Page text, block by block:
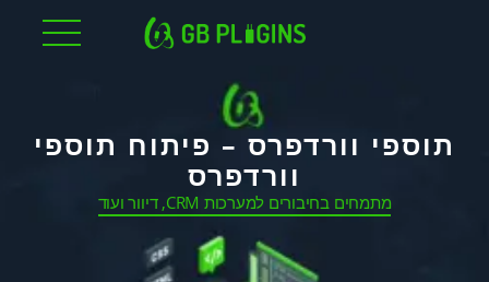
תוספי וורדפרס – פיתוח תוספי
וורדפרס
מתמחים בחיבורים למערכות CRM, דיוור ועוד